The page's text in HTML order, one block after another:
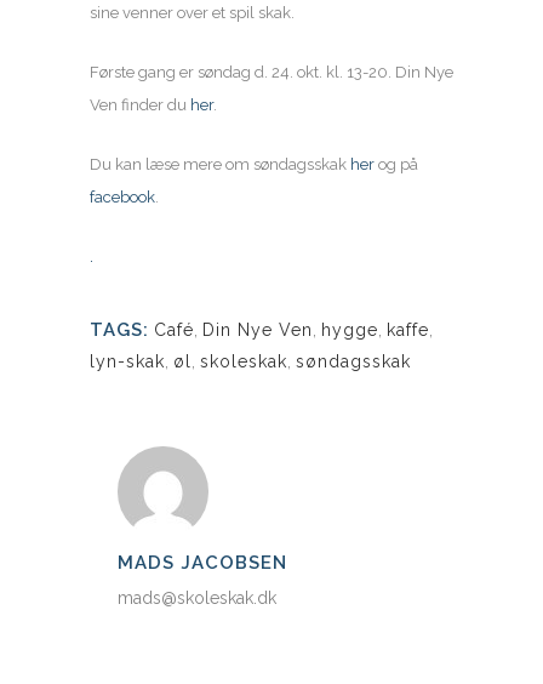
sine venner over et spil skak.
Første gang er søndag d. 24. okt. kl. 13-20. Din Nye
Ven finder du her.
Du kan læse mere om søndagsskak her og på
facebook.
TAGS: Café Din Nye Ven hygge kaffe
lyn-skak øl skoleskak søndagsskak
MADS JACOBSEN
mads@skoleskak.dk